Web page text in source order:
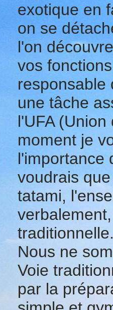
exotique en
on se
l'on
vos
responsable
une tâche
l'UFA
moment je
l'importance
voudrais
tatami,
Nous ne
Voie
par la